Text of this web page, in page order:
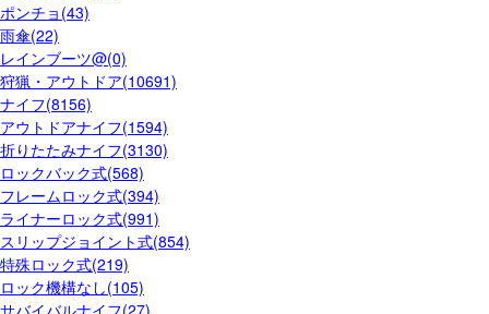
ポンチョ(43)
雨傘(22)
レインブーツ@(0)
狩猟・アウトドア(10691)
ナイフ(8156)
アウトドアナイフ(1594)
折りたたみナイフ(3130)
ロックバック式(568)
フレームロック式(394)
ライナーロック式(991)
スリップジョイント式(854)
特殊ロック式(219)
ロック機構なし(105)
サバイバルナイフ(27)